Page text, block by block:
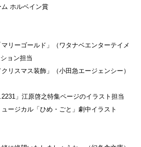
ホルベイン賞
リーゴールド」（ワタナベエンターテイメ
ョン担当
リスマス装飾」（小田急エージェンシー）
」江原啓之特集ページのイラスト担当
ージカル「ひめ・ごと」劇中イラスト